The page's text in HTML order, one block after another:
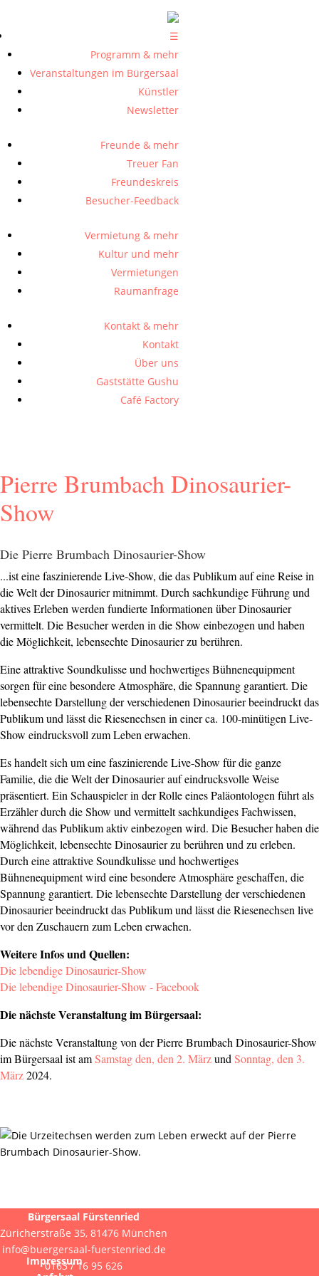
☰
Programm & mehr
Veranstaltungen im Bürgersaal
Künstler
Newsletter
Freunde & mehr
Treuer Fan
Freundeskreis
Besucher-Feedback
Vermietung & mehr
Kultur und mehr
Vermietungen
Raumanfrage
Kontakt & mehr
Kontakt
Über uns
Gaststätte Gushu
Café Factory
Pierre Brumbach Dinosaurier-
Show
Die Pierre Brumbach Dinosaurier-Show
...ist eine faszinierende Live-Show, die das Publikum auf eine Reise in
die Welt der Dinosaurier mitnimmt. Durch sachkundige Führung und
aktives Erleben werden fundierte Informationen über Dinosaurier
vermittelt. Die Besucher werden in die Show einbezogen und haben
die Möglichkeit, lebensechte Dinosaurier zu berühren.
Eine attraktive Soundkulisse und hochwertiges Bühnenequipment
sorgen für eine besondere Atmosphäre, die Spannung garantiert. Die
lebensechte Darstellung der verschiedenen Dinosaurier beeindruckt das
Publikum und lässt die Riesenechsen in einer ca. 100-minütigen Live-
Show eindrucksvoll zum Leben erwachen.
Es handelt sich um eine faszinierende Live-Show für die ganze
Familie, die die Welt der Dinosaurier auf eindrucksvolle Weise
präsentiert. Ein Schauspieler in der Rolle eines Paläontologen führt als
Erzähler durch die Show und vermittelt sachkundiges Fachwissen,
während das Publikum aktiv einbezogen wird. Die Besucher haben die
Möglichkeit, lebensechte Dinosaurier zu berühren und zu erleben.
Durch eine attraktive Soundkulisse und hochwertiges
Bühnenequipment wird eine besondere Atmosphäre geschaffen, die
Spannung garantiert. Die lebensechte Darstellung der verschiedenen
Dinosaurier beeindruckt das Publikum und lässt die Riesenechsen live
vor den Zuschauern zum Leben erwachen.
Weitere Infos und Quellen:
Die lebendige Dinosaurier-Show
Die lebendige Dinosaurier-Show - Facebook
Die nächste Veranstaltung im Bürgersaal:
Die nächste Veranstaltung von der Pierre Brumbach Dinosaurier-Show
im Bürgersaal ist amSamstag den, den 2. Märzund Sonntag, den 3.
März2024.
Bürgersaal Fürstenried
Züricherstraße 35, 81476 München
info@buergersaal-fuerstenried.de
0163 / 16 95 626
Impressum